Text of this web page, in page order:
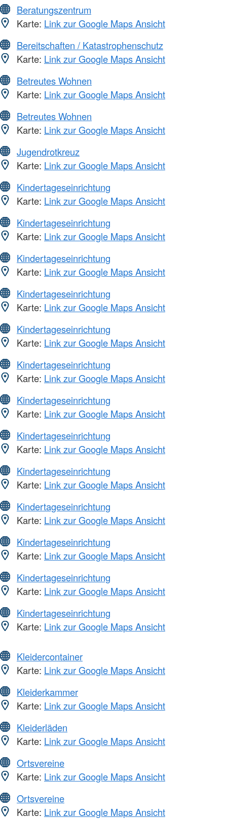
Beratungszentrum
Karte: Link zur Google Maps Ansicht
Bereitschaften / Katastrophenschutz
Karte: Link zur Google Maps Ansicht
Betreutes Wohnen
Karte: Link zur Google Maps Ansicht
Betreutes Wohnen
Karte: Link zur Google Maps Ansicht
Jugendrotkreuz
Karte: Link zur Google Maps Ansicht
Kindertageseinrichtung
Karte: Link zur Google Maps Ansicht
Kindertageseinrichtung
Karte: Link zur Google Maps Ansicht
Kindertageseinrichtung
Karte: Link zur Google Maps Ansicht
Kindertageseinrichtung
Karte: Link zur Google Maps Ansicht
Kindertageseinrichtung
Karte: Link zur Google Maps Ansicht
Kindertageseinrichtung
Karte: Link zur Google Maps Ansicht
Kindertageseinrichtung
Karte: Link zur Google Maps Ansicht
Kindertageseinrichtung
Karte: Link zur Google Maps Ansicht
Kindertageseinrichtung
Karte: Link zur Google Maps Ansicht
Kindertageseinrichtung
Karte: Link zur Google Maps Ansicht
Kindertageseinrichtung
Karte: Link zur Google Maps Ansicht
Kindertageseinrichtung
Karte: Link zur Google Maps Ansicht
Kindertageseinrichtung
Karte: Link zur Google Maps Ansicht
Kleidercontainer
Karte: Link zur Google Maps Ansicht
Kleiderkammer
Karte: Link zur Google Maps Ansicht
Kleiderläden
Karte: Link zur Google Maps Ansicht
Ortsvereine
Karte: Link zur Google Maps Ansicht
Ortsvereine
Karte: Link zur Google Maps Ansicht